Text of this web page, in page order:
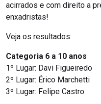
acirrados e com direito a
enxadristas!
Veja os resultados:
Categoria 6 a 10 anos
1º Lugar: Davi Figueiredo
2º Lugar: Érico Marchetti
3º Lugar: Felipe Castro